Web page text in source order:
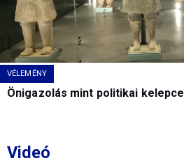
VÉLEMÉNY
Önigazolás mint politikai kelepce
Videó